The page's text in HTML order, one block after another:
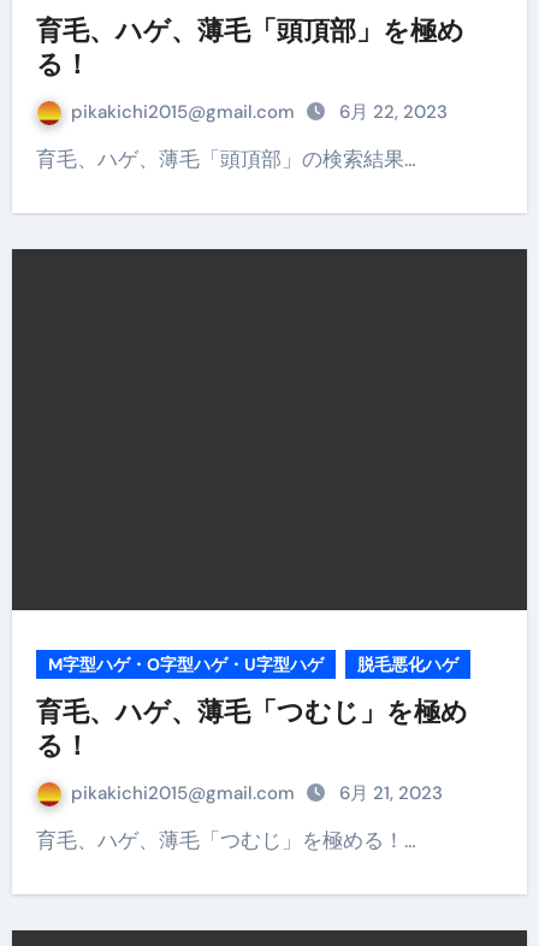
育毛、ハゲ、薄毛「頭頂部」を極め
る！
pikakichi2015@gmail.com 6月 22, 2023
育毛、ハゲ、薄毛「頭頂部」の検索結果…
M字型ハゲ・O字型ハゲ・U字型ハゲ 脱毛悪化ハゲ
育毛、ハゲ、薄毛「つむじ」を極め
る！
pikakichi2015@gmail.com 6月 21, 2023
育毛、ハゲ、薄毛「つむじ」を極める！…